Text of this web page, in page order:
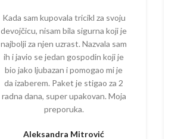
Kada sam kupovala tricikl za svoju
devojčicu, nisam bila sigurna koji je
najbolji za njen uzrast. Nazvala sam
ih i javio se jedan gospodin koji je
bio jako ljubazan i pomogao mi je
da izaberem. Paket je stigao za 2
radna dana, super upakovan. Moja
preporuka.
Aleksandra Mitrović